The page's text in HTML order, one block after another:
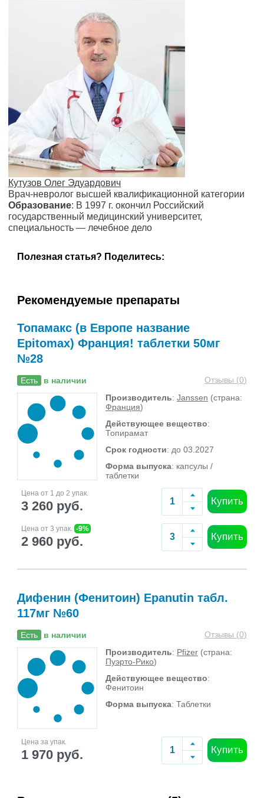
Кутузов Олег Эдуардович
Врач-невролог высшей квалификационной категории
Образование: В 1997 г. окончил Российский
государственный медицинский университет,
специальность — лечебное дело
Полезная статья? Поделитесь:
Рекомендуемые препараты
Топамакс (в Европе название
Epitomax) Франция! таблетки 50мг
№28
Есть в наличии Отзывы (0)
Производитель: Janssen (страна:
Франция)
Действующее вещество:
Топирамат
Срок годности: до 03.2027
Форма выпуска: капсулы /
таблетки
Цена от 1 до 2 упак.
3 260 руб. Купить
Цена от 3 упак. -9%
2 960 руб. Купить
Дифенин (Фенитоин) Epanutin табл.
117мг №60
Есть в наличии Отзывы (0)
Производитель: Pfizer (страна:
Пуэрто-Рико)
Действующее вещество:
Фенитоин
Форма выпуска: Таблетки
Цена за упак.
1 970 руб. Купить